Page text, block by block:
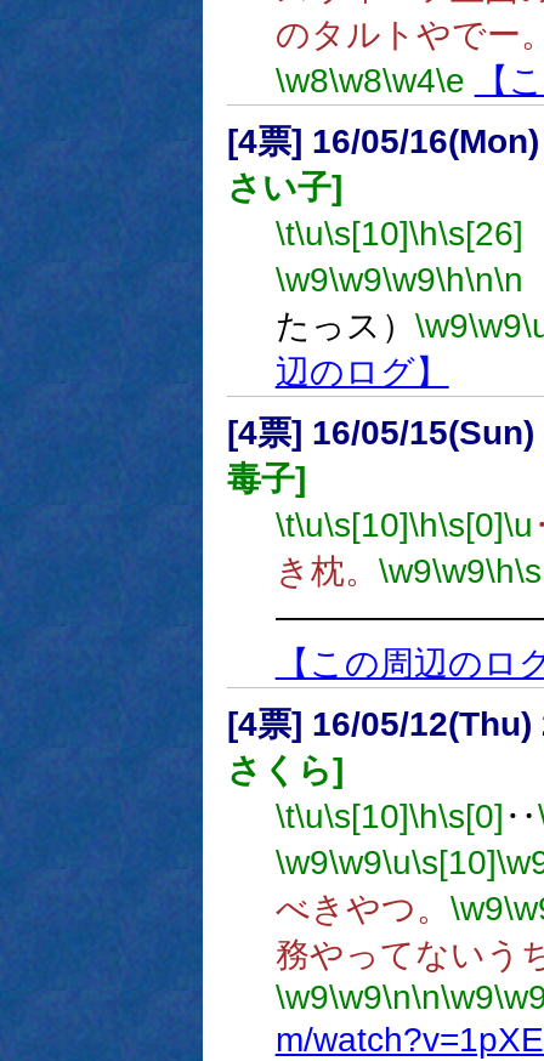
のタルトやでー
\w8\w8\w4\e
【
[4票] 16/05/
さい子]
\t\u\s[10]\h\s[26]
\w9\w9\w9\h\n\n
たっス） \w9\w9
辺のログ】
[4票] 16/05/
毒子]
\t\u\s[10]\h\s[0]\u
き枕。 \w9\w9\h
【この周辺のロ
[4票] 16/05/
さくら]
\t\u\s[10]\h\s[0] ‥
\w9\w9\u\s[10]
べきやつ。 \w9
務やってないう
\w9\w9\n\n\w9
m/